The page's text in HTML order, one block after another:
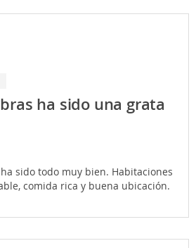
ha sido una grata
sido todo muy bien. Habitaciones
comida rica y buena ubicación.